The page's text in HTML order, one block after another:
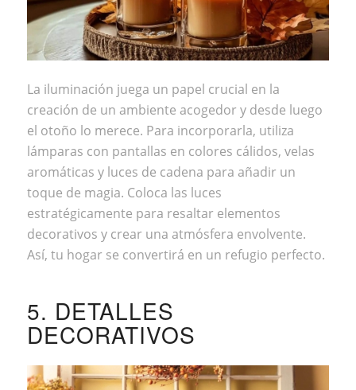
La iluminación juega un papel crucial en la
creación de un ambiente acogedor y desde luego
el otoño lo merece. Para incorporarla, utiliza
lámparas con pantallas en colores cálidos, velas
aromáticas y luces de cadena para añadir un
toque de magia. Coloca las luces
estratégicamente para resaltar elementos
decorativos y crear una atmósfera envolvente.
Así, tu hogar se convertirá en un refugio perfecto.
5. DETALLES
DECORATIVOS